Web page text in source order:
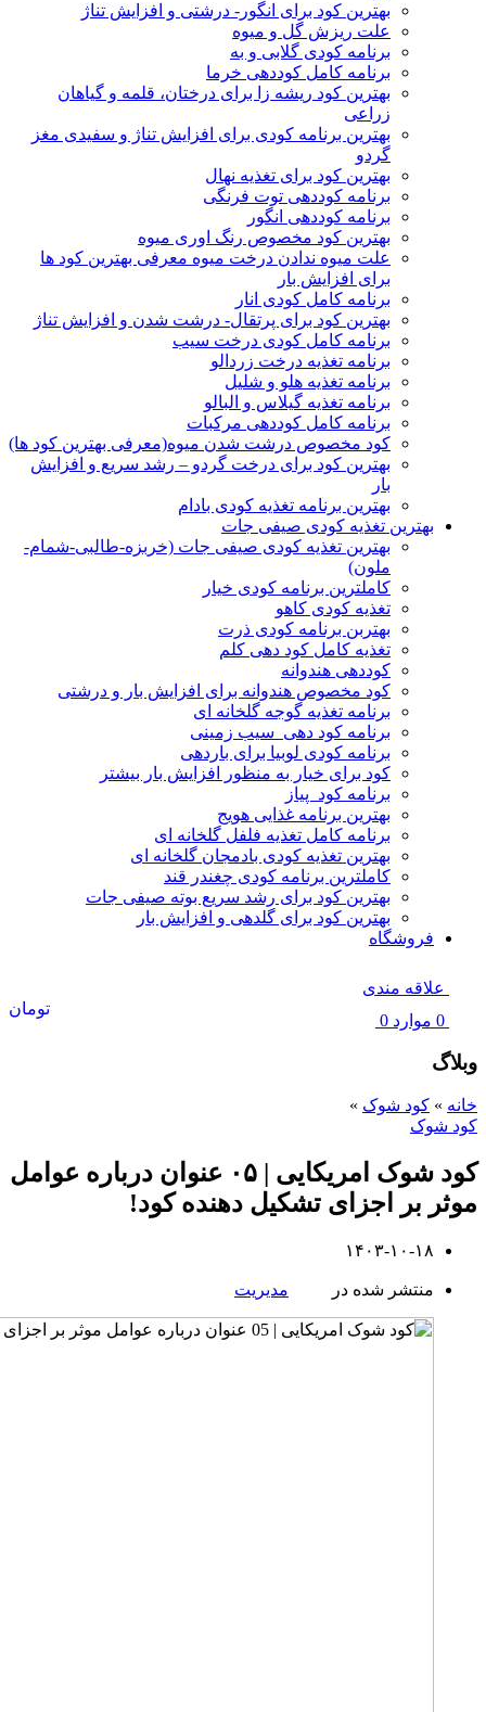
بهترین کود برای انگور- درشتی و افزایش تناژ
علت ریزش گل و میوه
برنامه کودی گلابی و به
برنامه کامل کوددهی خرما
بهترین کود ریشه زا برای درختان، قلمه و گیاهان
زراعی
بهترین برنامه کودی برای افزایش تناژ و سفیدی مغز
گردو
بهترین کود برای تغذیه نهال
برنامه کوددهی توت فرنگی
برنامه کوددهی انگور
بهترین کود مخصوص رنگ اوری میوه
علت میوه ندادن درخت میوه معرفی بهترین کود ها
برای افزایش بار
برنامه کامل کودی انار
بهترین کود برای پرتقال- درشت شدن و افزایش تناژ
برنامه کامل کودی درخت سیب
برنامه تغذیه درخت زردالو
برنامه تغذیه هلو و شلیل
برنامه تغذیه گیلاس و البالو
برنامه کامل کوددهی مرکبات
کود مخصوص درشت شدن میوه(معرفی بهترین کود ها)
بهترین کود برای درخت گردو – رشد سریع و افزایش
بار
بهترین برنامه تغذیه کودی بادام
بهترین تغذیه کودی صیفی جات
بهترین تغذیه کودی صیفی جات (خربزه-طالبی-شمام-
ملون)
کاملترین برنامه کودی خیار
تغذیه کودی کاهو
بهتربن برنامه کودی ذرت
تغذیه کامل کود دهی کلم
کوددهی هندوانه
کود مخصوص هندوانه برای افزایش بار و درشتی
برنامه تغذیه گوجه گلخانه ای
برنامه کود دهی سیب زمینی
برنامه کودی لوبیا برای باردهی
کود برای خیار به منظور افزایش بار بیشتر
برنامه کود پیاز
بهترین برنامه غذایی هویج
برنامه کامل تغذیه فلفل گلخانه ای
بهترین تغذیه کودی بادمجان گلخانه ای
کاملترین برنامه کودی چغندر قند
بهترین کود برای رشد سریع بوته صیفی جات
بهترین کود برای گلدهی و افزایش بار
فروشگاه
علاقه مندی
0 موارد 0
تومان
وبلاگ
خانه » کود شوک »
کود شوک
کود شوک امریکایی | ۰۵ عنوان درباره عوامل
موثر بر اجزای تشکیل دهنده کود!
۱۴۰۳-۱۰-۱۸
منتشر شده در مدیریت